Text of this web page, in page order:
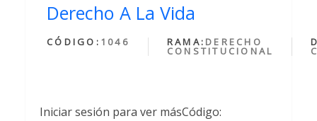
Derecho A La Vida
CÓDIGO: 1046 RAMA: DERECHO
CONSTITUCIONAL
Iniciar sesión para ver másCódigo: